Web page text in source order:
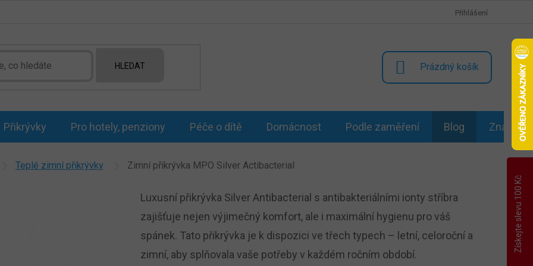
Přihlášení
HLEDAT
NÁKUPNÍ
KOŠÍK
Prázdný košík
Přikrývky Pro hotely, penziony Péče o dítě Domácnost Podle zaměření Blog Značky
Teplé zimní přikrývky Zimní přikrývka MPO Silver Actibacterial
Luxusní přikrývka Silver Antibacterial s antibakteriálními ionty stříbra
zajišťuje nejen výjimečný komfort, ale i maximální hygienu pro váš
spánek. Tato přikrývka je k dispozici ve třech typech – letní, celoroční a
zimní, aby splňovala vaše potřeby v každém ročním období.
Získejte slevu 100 Kč